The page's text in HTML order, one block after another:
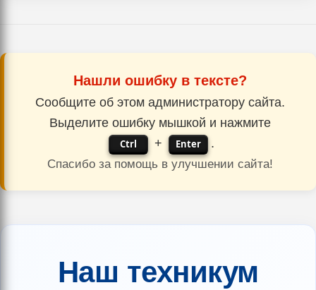
Нашли ошибку в тексте?
Сообщите об этом администратору сайта.
Выделите ошибку мышкой и нажмите
Ctrl + Enter .
Спасибо за помощь в улучшении сайта!
Наш техникум